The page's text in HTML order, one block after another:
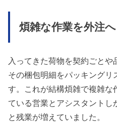
煩雑な作業を外注へ
入ってきた荷物を契約ごとや
その梱包明細をパッキングリ
す。これが結構煩雑で複雑な
ている営業とアシスタントし
と残業が増えていました。